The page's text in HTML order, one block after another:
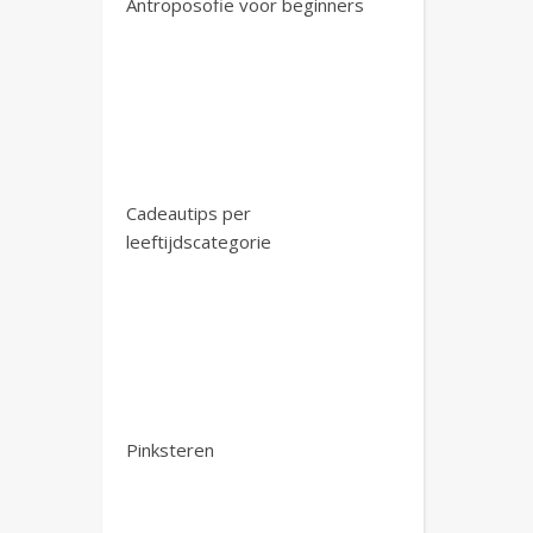
Cadeautips per
leeftijdscategorie
Pinksteren